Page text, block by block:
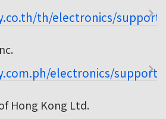
th/electronics/support
electronics/support
Hong Kong Ltd.